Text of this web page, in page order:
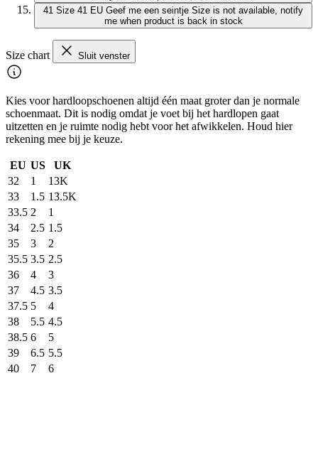
41 Size 41 EU Geef me een seintje Size is not available, notify
me when product is back in stock
Size chart Sluit venster
Kies voor hardloopschoenen altijd één maat groter dan je normale
schoenmaat. Dit is nodig omdat je voet bij het hardlopen gaat
uitzetten en je ruimte nodig hebt voor het afwikkelen. Houd hier
rekening mee bij je keuze.
EU US
UK
32
1
13K
33
1.5 13.5K
33.5 2
1
34
2.5 1.5
35
3
2
35.5 3.5 2.5
36
4
3
37
4.5 3.5
37.5 5
4
38
5.5 4.5
38.5 6
5
39
6.5 5.5
40
7 6